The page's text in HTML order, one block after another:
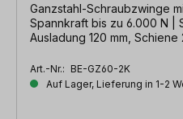
Ganzstahl-Schraubzwinge
Spannkraft bis zu 6.000 N |
Ausladung 120 mm, Schiene
Art.-Nr.: BE-GZ60-2K
Auf Lager, Lieferung in 1-2